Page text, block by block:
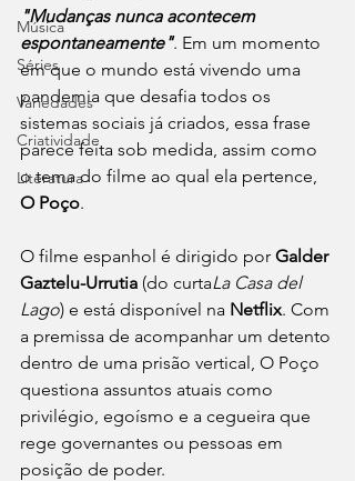
Música
Séries
Variedades
Criatividade
Literatura
"Mudanças nunca acontecem
espontaneamente". Em um momento
em que o mundo está vivendo uma
pandemia que desafia todos os
sistemas sociais já criados, essa frase
parece feita sob medida, assim como
o tema do filme ao qual ela pertence,
O Poço.
O filme espanhol é dirigido por Galder
Gaztelu-Urrutia (do curtaLa Casa del
Lago) e está disponível na Netflix. Com
a premissa de acompanhar um detento
dentro de uma prisão vertical, O Poço
questiona assuntos atuais como
privilégio, egoísmo e a cegueira que
rege governantes ou pessoas em
posição de poder.